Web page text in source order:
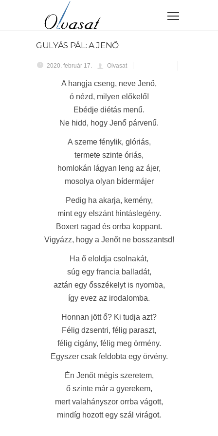
GULYÁS PÁL: A JENŐ
2020. február 17. Olvasat
A hangja cseng, neve Jenő,
ó nézd, milyen előkelő!
Ebédje diétás menű.
Ne hidd, hogy Jenő párvenű.
A szeme fénylik, glóriás,
termete szinte óriás,
homlokán lágyan leng az ájer,
mosolya olyan bídermájer
Pedig ha akarja, kemény,
mint egy elszánt hintáslegény.
Boxert ragad és orrba koppant.
Vigyázz, hogy a Jenőt ne bosszantsd!
Ha ő eloldja csolnakát,
súg egy francia balladát,
aztán egy ősszékelyt is nyomba,
így evez az irodalomba.
Honnan jött ő? Ki tudja azt?
Félig dzsentri, félig paraszt,
félig cigány, félig meg örmény.
Egyszer csak feldobta egy örvény.
Én Jenőt mégis szeretem,
ő szinte már a gyerekem,
mert valahányszor orrba vágott,
mindíg hozott egy szál virágot.